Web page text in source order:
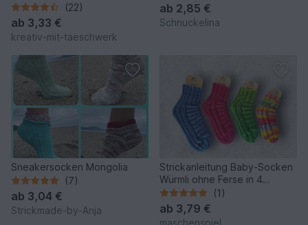
(22)
ab 3,33 €
kreativ-mit-taeschwerk
ab 2,85 €
Schnuckelina
Sneakersocken Mongolia
(7)
ab 3,04 €
Strickmade-by-Anja
Strickanleitung Baby-Socken
Würmli ohne Ferse in 4
Größen #377(1)
ab 3,79 €
maschenspiel